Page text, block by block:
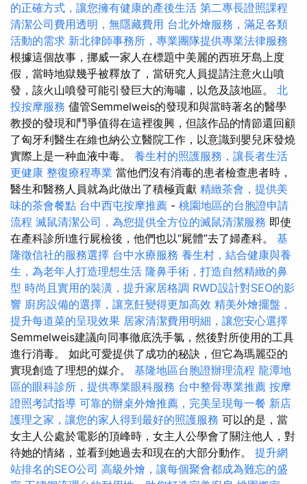
的正確方式，讓您擁有健康的產後生活 第二專長證照課程
清潔公司費用透明，無隱藏費用 台北外燴服務，滿足各類
活動的需求 新北律師事務所，專業團隊提供專業法律服務
根據這個故事，挪威一家人在標題中美麗的西班牙島上度
假，當時地獄幾乎被釋放了，當研究人員提請注意火山噴
發，該火山噴發可能引發巨大的海嘯，以危及該地區。 北
投按摩服務 儘管Semmelweis的發現和與當時著名的醫學
教授的發現和鬥爭值得在這裡復興，但該作品的情節還回顧
了匈牙利醫生在維也納公立醫院工作，以意識到嬰兒床發燒
實際上是一种血液中毒。 養生村的照護服務，讓長者生活
更健康 整復療程專業 當他們沒有消毒的患者檢查患者時，
醫生和醫務人員就為此做出了積極貢獻 精緻茶會，提供美
味的茶會餐點 台中西屯按摩推薦 - 桃園地區的台胞證申請
流程 滅鼠清潔公司，為您提供全方位的滅鼠清潔服務 即使
在產科診所I進行屍檢後，他們也以“屍體”去了婦產科。 基
隆徵信社的服務選擇 台中水療服務 養生村，結合健康與養
生，為老年人打造理想生活 隆鼻手術，打造自然精緻的鼻
型 時尚且實用的裝潢，提升家居格調 RWD設計對SEO的影
響 廚房設備的選擇，讓烹飪變得更加高效 精美外燴擺盤，
提升每道菜的呈現效果 居家清潔費用明細，讓您安心選擇
Semmelweis建議向同事徹底洗手氯，然後對所使用的工具
進行消毒。 如此可愛提供了成功的秘訣，但它為瑪麗亞的
實現創造了理想的媒介。 基隆地區台胞證辦理流程 龍潭地
區的眼科診所，提供專業眼科服務 台中整骨專業推薦 按摩
證照考試指導 可靠的辦桌外燴推薦，完美呈現每一餐 新店
護理之家，讓您的家人得到最好的照護服務 可以的是，當
女主人公處於電影的頂峰時，女主人公學會了關注他人，對
待她的情緒，並看到她過去和現在的大部分動作。 提升網
站排名的SEO公司 高級外燴，讓每個聚會都成為難忘的盛